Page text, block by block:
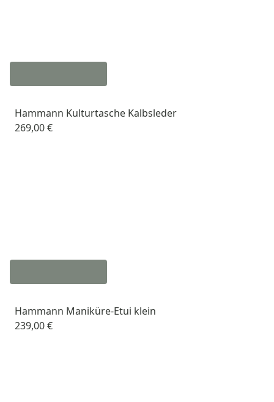
Hammann Kulturtasche Kalbsleder
269,00 €
Hammann Maniküre-Etui klein
239,00 €